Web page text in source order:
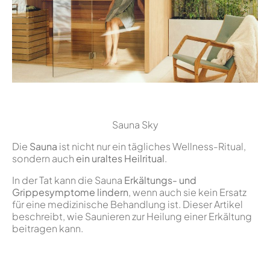
Sauna Sky
Die Sauna ist nicht nur ein tägliches Wellness-Ritual,
sondern auch ein uraltes Heilritual.
In der Tat kann die Sauna Erkältungs- und
Grippesymptome lindern, wenn auch sie kein Ersatz
für eine medizinische Behandlung ist. Dieser Artikel
beschreibt, wie Saunieren zur Heilung einer Erkältung
beitragen kann.